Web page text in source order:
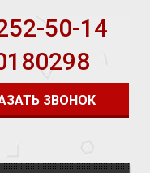
50-14
ЗВОНОК